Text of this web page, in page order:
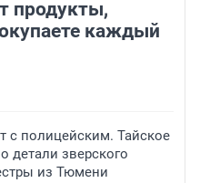
продукты,
каждый
с полицейским. Тайское
детали зверского
из Тюмени